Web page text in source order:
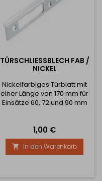
TÜRSCHLIESSBLECH FAB / N
ICKEL
Nickelfarbiges Türblatt mit
einer Länge von 170 mm für
Einsätze 60, 72 und 90 mm
Preis
1,00 €
 In den Warenkorb